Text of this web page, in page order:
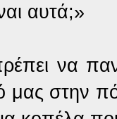
αυτά;»
να
μας στην